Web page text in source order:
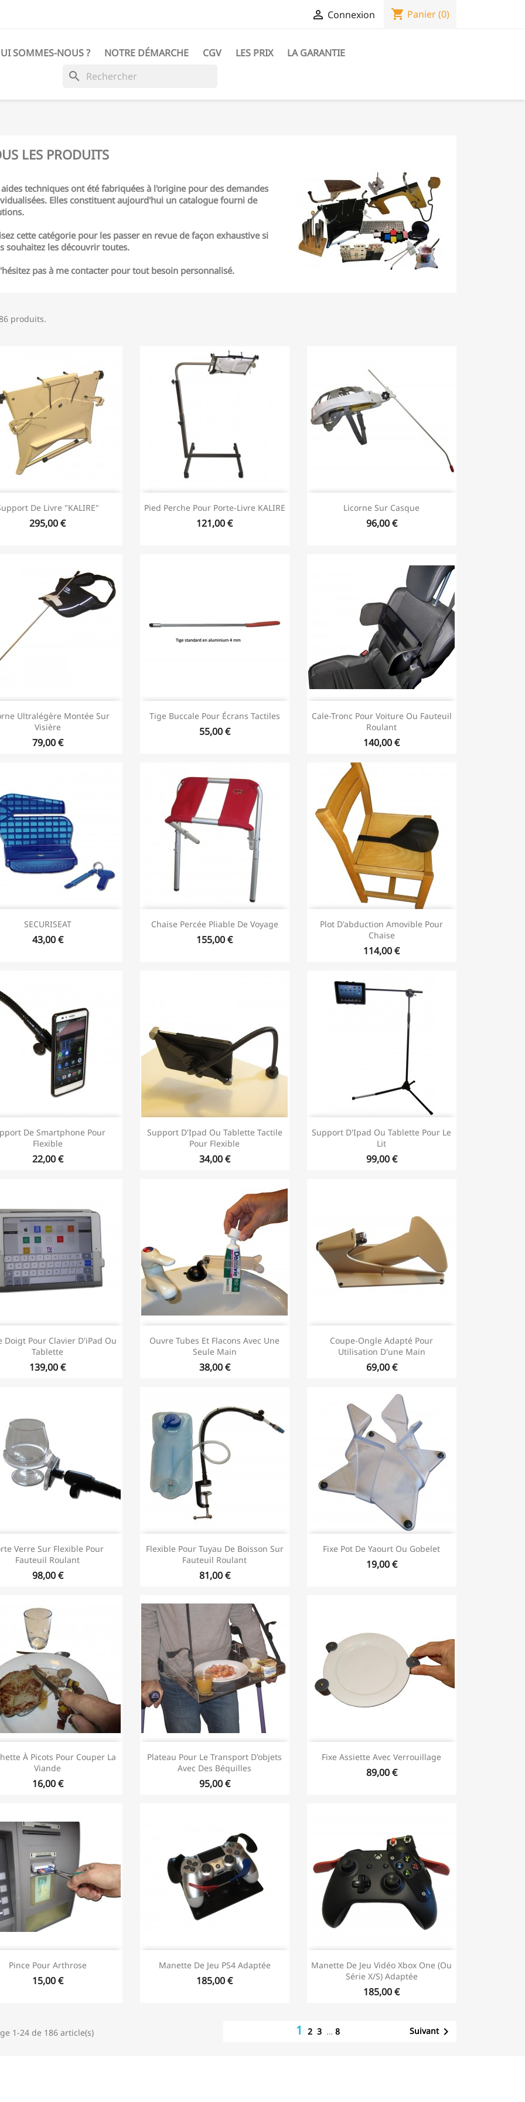
 Connexion shopping_cart Panier(0)
SOMMES-NOUS ? NOTRE DÉMARCHE CGV LES PRIX LA GARANTIE
search
LES PRODUITS
aides techniques ont été fabriquées à l'origine pour des demandes
Elles constituent aujourd'hui un catalogue fourni de
cette catégorie pour les passer en revue de façon exhaustive si
souhaitez les découvrir toutes.
pas à me contacter pour tout besoin personnalisé.
produits.
De Livre "KALIRE"
295,00 €
Pied Perche Pour Porte-Livre KALIRE
121,00 €
Licorne Sur Casque
96,00 €
Ultralégère Montée Sur
Visière
79,00 €
Tige Buccale Pour Écrans Tactiles
55,00 €
Cale-Tronc Pour Voiture Ou Fauteuil
Roulant
140,00 €
SECURISEAT
43,00 €
Chaise Percée Pliable De Voyage
155,00 €
Plot D'abduction Amovible Pour
Chaise
114,00 €
De Smartphone Pour
Flexible
22,00 €
Support D'Ipad Ou Tablette Tactile
Pour Flexible
34,00 €
Support D'Ipad Ou Tablette Pour Le
Lit
99,00 €
Doigt Pour Clavier D'iPad Ou
Tablette
139,00 €
Ouvre Tubes Et Flacons Avec Une
Seule Main
38,00 €
Coupe-Ongle Adapté Pour
Utilisation D'une Main
69,00 €
Verre Sur Flexible Pour
Fauteuil Roulant
98,00 €
Flexible Pour Tuyau De Boisson Sur
Fauteuil Roulant
81,00 €
Fixe Pot De Yaourt Ou Gobelet
19,00 €
À Picots Pour Couper La
Viande
16,00 €
Plateau Pour Le Transport D'objets
Avec Des Béquilles
95,00 €
Fixe Assiette Avec Verrouillage
89,00 €
Pince Pour Arthrose
15,00 €
Manette De Jeu PS4 Adaptée
185,00 €
Manette De Jeu Vidéo Xbox One (ou
Série X/S) Adaptée
185,00 €
1-24 de 186 article(s) 1 2 3 … 8 Suivant